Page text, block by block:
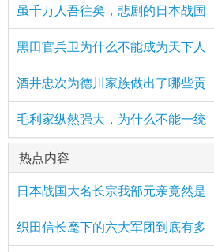
虽千万人吾往矣，悲剧的日本战国
黑田官兵卫为什么不能成为天下人
酒井忠次为德川家族做出了哪些贡
毛利家纵然强大，为什么不能一统
热点内容
日本战国大名长宗我部元亲竟然是
织田信长麾下的六大军团到底有多